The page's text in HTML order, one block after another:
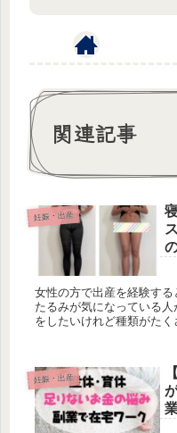
関連記事
妊娠・出産
女性の方で出産を経験す
たるみが気になっている
をしたいけれど種類がたく
妊娠・出産